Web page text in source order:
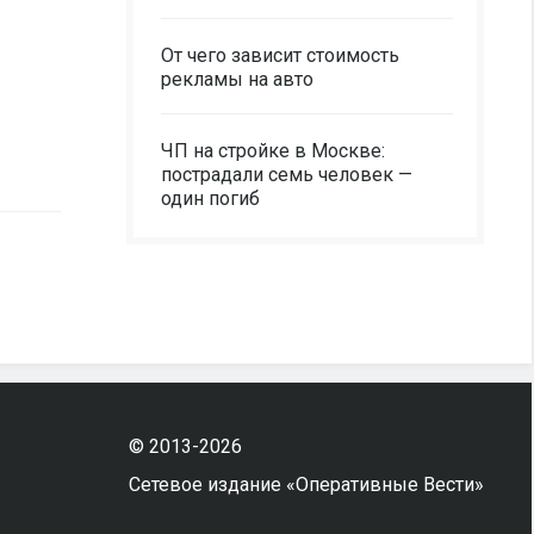
От чего зависит стоимость
рекламы на авто
ЧП на стройке в Москве:
пострадали семь человек —
один погиб
© 2013-2026
Сетевое издание «Оперативные Вести»